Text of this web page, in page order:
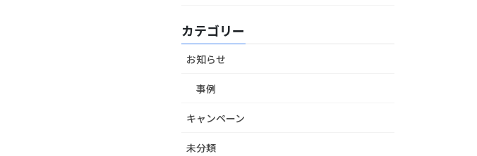
カテゴリー
お知らせ
事例
キャンペーン
未分類